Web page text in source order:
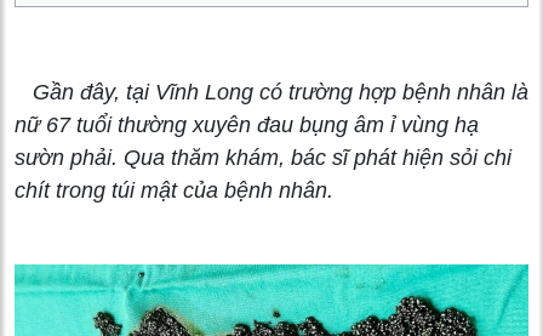
Gần đây, tại Vĩnh Long có trường hợp bệnh nhân là
nữ 67 tuổi thường xuyên đau bụng âm ỉ vùng hạ
sườn phải. Qua thăm khám, bác sĩ phát hiện sỏi chi
chít trong túi mật của bệnh nhân.